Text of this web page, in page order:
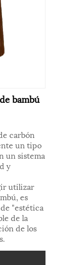
bambú
carbón
un tipo
un sistema
y
utilizar
es
"estética
de la
de los